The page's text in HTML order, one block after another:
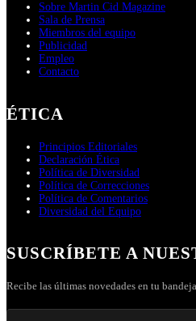
Sobre Martin Cid Magazine
Sala de Prensa
Miembros del equipo
Publicidad
Empleo
Contacto
ÉTICA
Principios Editoriales
Declaración Ética
Política de Diversidad
Política de Correcciones
Política de Comentarios
Diversidad del Equipo
SUSCRÍBETE A
Recibe las últimas novedades en tu bandeja